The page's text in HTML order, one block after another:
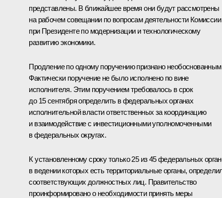
представлены. В ближайшее время они будут рассмотрены
на рабочем совещании по вопросам деятельности Комиссии
при Президенте по модернизации и технологическому
развитию экономики.
Продление по одному поручению признано
Фактически поручение не было исполнено по вине
исполнителя. Этим поручением требовалось в срок
до 15 сентября определить в федеральных органах
исполнительной власти ответственных за координацию
и взаимодействие с инвестиционными уполномоченными
в федеральных округах.
К установленному сроку только 25 из 45 федеральных
в ведении которых есть территориальные органы,
соответствующих должностных лиц. Правительство
проинформировано о необходимости принять меры